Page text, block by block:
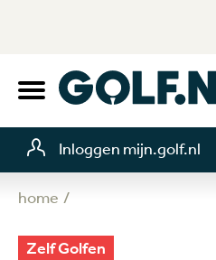
Inloggen mijn.golf.nl
home
Zelf Golfen